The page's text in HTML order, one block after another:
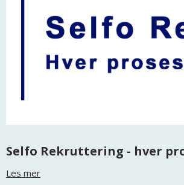
Selfo Rekruttering - hver
Les mer